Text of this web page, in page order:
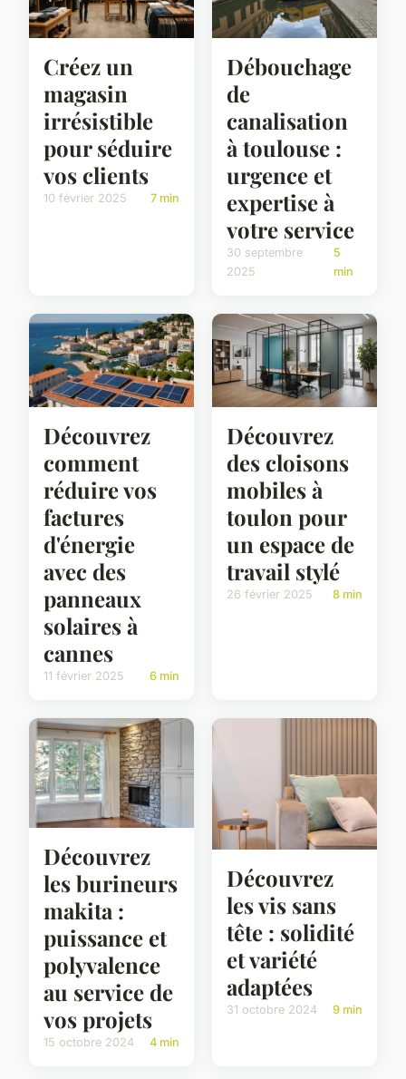
Créez un
magasin
irrésistible
pour séduire
vos clients
10 février 2025 7 min
Débouchage
de
canalisation
à toulouse :
urgence et
expertise à
votre service
30 septembre
2025
5
min
Découvrez
comment
réduire vos
factures
d'énergie
avec des
panneaux
solaires à
cannes
11 février 2025 6 min
Découvrez
des cloisons
mobiles à
toulon pour
un espace de
travail stylé
26 février 2025 8 min
Découvrez
les burineurs
makita :
puissance et
polyvalence
au service de
vos projets
15 octobre 2024 4 min
Découvrez
les vis sans
tête : solidité
et variété
adaptées
31 octobre 2024 9 min